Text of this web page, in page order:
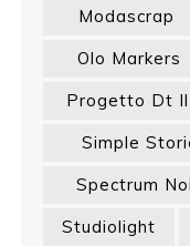
Modascrap
Olo Markers
Progetto Dt Il
Simple
Spectrum
Studiolight